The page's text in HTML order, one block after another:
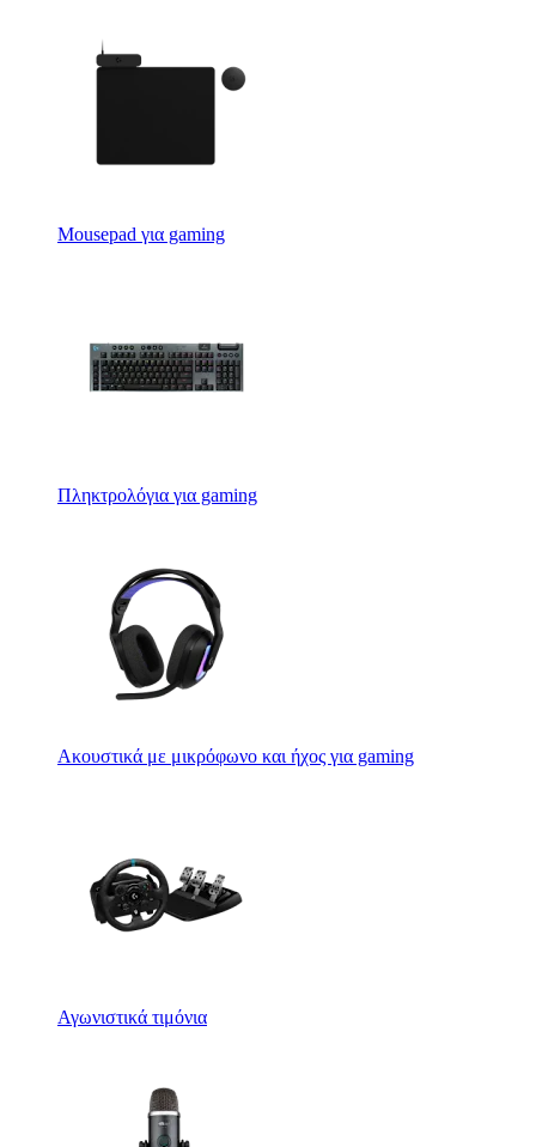
Mousepad για gaming
Πληκτρολόγια για gaming
Ακουστικά με μικρόφωνο και ήχος για gaming
Αγωνιστικά τιμόνια